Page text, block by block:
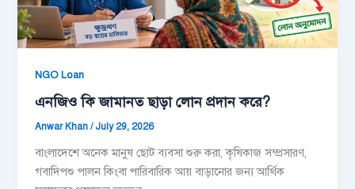
NGO Loan
এনজিও কি জামানত ছাড়া লোন প্রদান করে?
Anwar Khan/ July 29, 2026
বাংলাদেশে অনেক মানুষ ছোট ব্যবসা শুরু করা, কৃষিকাজ সম্প্রসারণ,
গবাদিপশু পালন কিংবা পারিবারিক আয় বাড়ানোর জন্য আর্থিক